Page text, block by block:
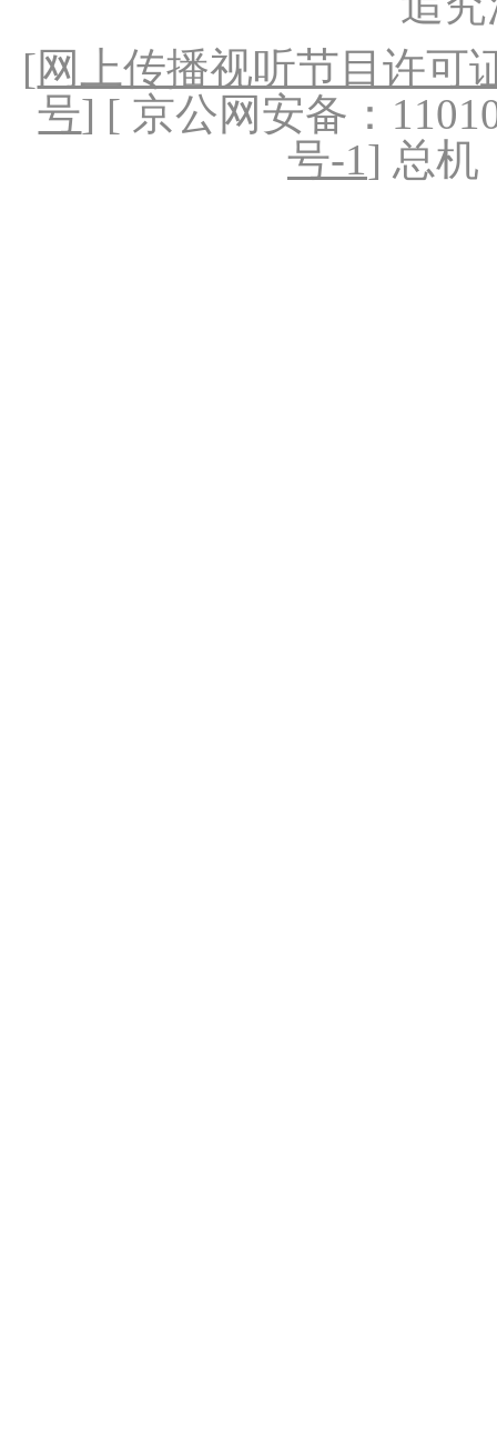
[网上传播视听节目许可
号] [ 京公网安备：
号-1] 总机